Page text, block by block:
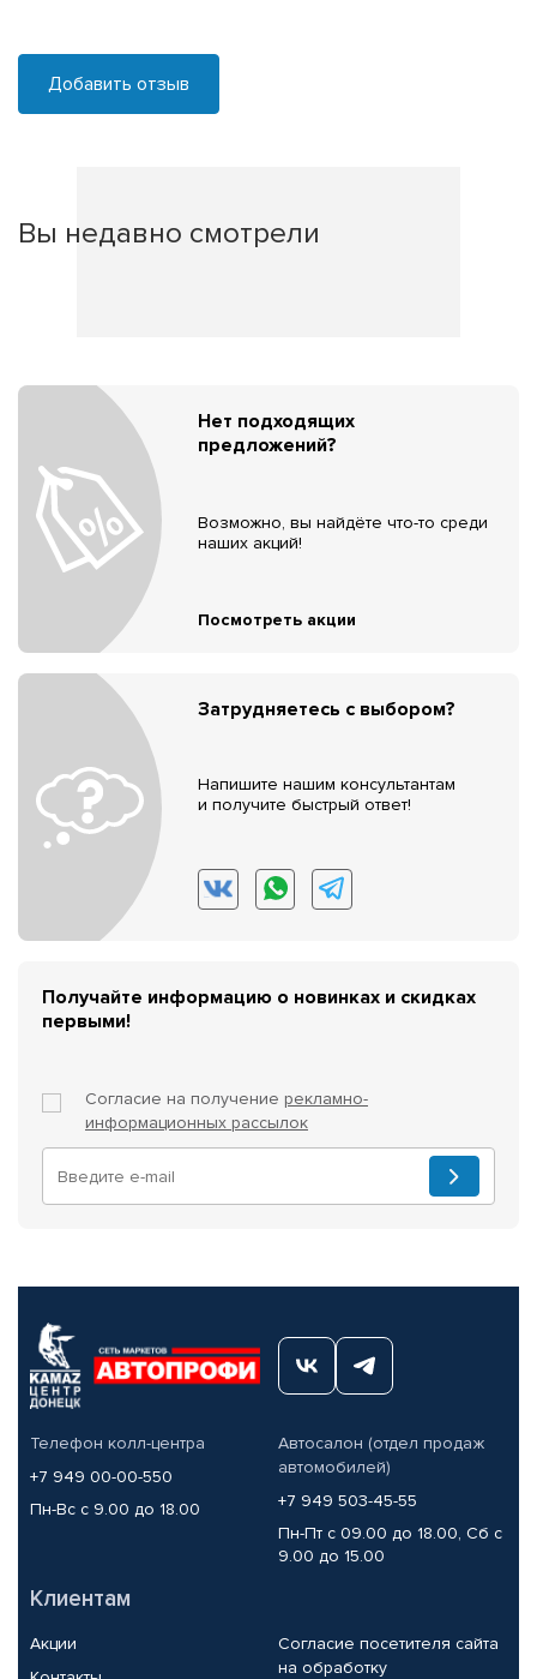
Добавить отзыв
Вы недавно смотрели
Нет подходящих
предложений?
Возможно, вы найдёте что-то среди
наших акций!
Посмотреть акции
Затрудняетесь с выбором?
Напишите нашим консультантам
и получите быстрый ответ!
Получайте информацию о новинках и скидках
первыми!
Согласие на получение рекламно-
информационных рассылок
Телефон колл-центра
+7 949 00-00-550
Пн-Вс с 9.00 до 18.00
Автосалон (отдел продаж
автомобилей)
+7 949 503-45-55
Пн-Пт с 09.00 до 18.00, Сб с
9.00 до 15.00
Клиентам
Акции
Согласие посетителя сайта
на обработку